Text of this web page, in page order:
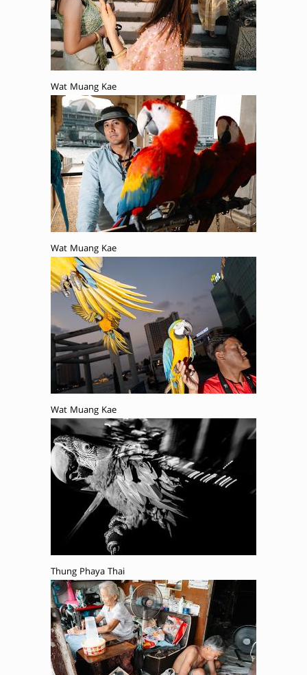
Wat Muang Kae
Wat Muang Kae
Wat Muang Kae
Thung Phaya Thai